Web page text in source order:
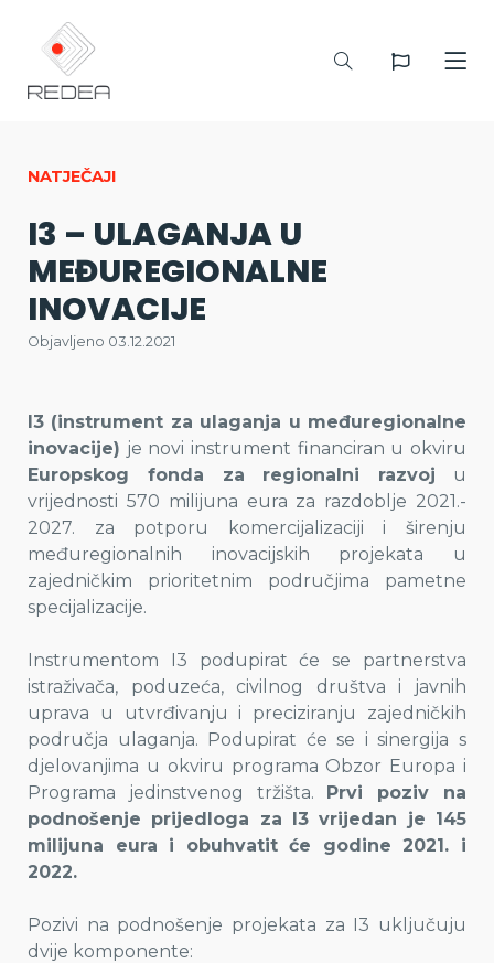
NATJEČAJI
I3 – ULAGANJA U
MEĐUREGIONALNE
INOVACIJE
Objavljeno 03.12.2021
I3 (instrument za ulaganja u međuregionalne
inovacije) je novi instrument financiran u okviru
Europskog fonda za regionalni razvoj u
vrijednosti 570 milijuna eura za razdoblje 2021.-
2027. za potporu komercijalizaciji i širenju
međuregionalnih inovacijskih projekata u
zajedničkim prioritetnim područjima pametne
specijalizacije.
Instrumentom I3 podupirat će se partnerstva
istraživača, poduzeća, civilnog društva i javnih
uprava u utvrđivanju i preciziranju zajedničkih
područja ulaganja. Podupirat će se i sinergija s
djelovanjima u okviru programa Obzor Europa i
Programa jedinstvenog tržišta. Prvi poziv na
podnošenje prijedloga za I3 vrijedan je 145
milijuna eura i obuhvatit će godine 2021. i
2022.
Pozivi na podnošenje projekata za I3 uključuju
dvije komponente: